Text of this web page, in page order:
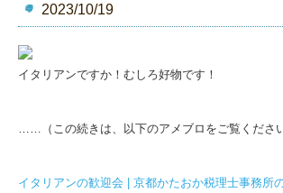
2023/10/19
イタリアンですか！むしろ好物です！
……（この続きは、以下のアメブロをご覧くださ
イタリアンの歓迎会 | 京都かたおか税理士事務所